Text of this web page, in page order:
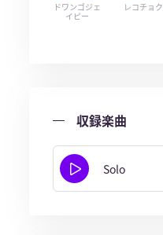
ドワンゴジェ
イピー
レコチョク
収録楽曲
Solo